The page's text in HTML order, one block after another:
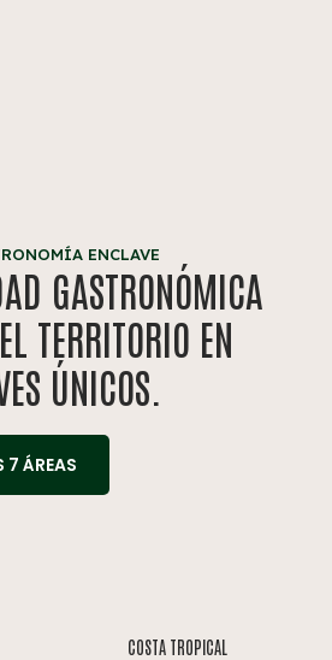
ENCLAVE
GASTRONÓMICA
TERRITORIO EN
ÚNICOS.
7 ÁREAS
COSTA TROPICAL